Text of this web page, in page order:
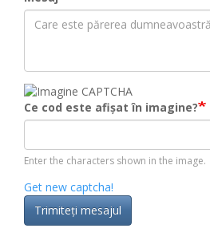
Ce cod este afișat în imagine?
Enter the characters shown in the image.
Get new captcha!
Trimiteţi mesajul